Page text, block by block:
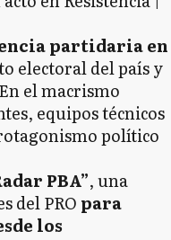
partidaria en
electoral del país y
el macrismo
equipos técnicos
político
PBA”, una
del PRO para
los